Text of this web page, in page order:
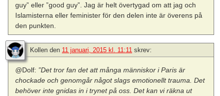
guy” eller ”good guy”. Jag är helt övertygad om att jag och
Islamisterna eller feminister för den delen inte är överens på
den punkten.
Kollen den 11 januari, 2015 kl. 11:11 skrev:
@Dolf: ”Det tror fan det att många människor i Paris är
chockade och genomgår något slags emotionellt trauma. Det
behöver inte gnidas in i trynet på oss. Det kan vi räkna ut